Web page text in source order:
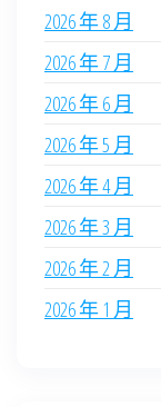
2026 年 8 月
2026 年 7 月
2026 年 6 月
2026 年 5 月
2026 年 4 月
2026 年 3 月
2026 年 2 月
2026 年 1 月